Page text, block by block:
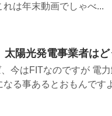
は年末動画でしゃべ...
陽光発電事業者はど
今はFITなのですが 電
る事あるとおもんです